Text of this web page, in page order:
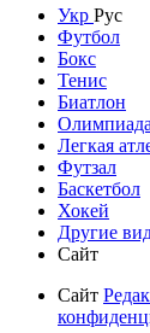
Укр Рус
Футбол
Бокс
Тенис
Биатлон
Легкая
Футзал
Баскетбол
Хокей
Другие
Сайт
Сайт